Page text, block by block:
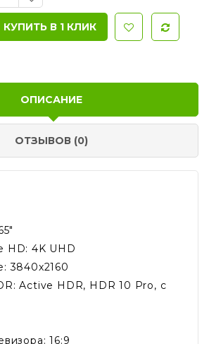
КУПИТЬ В 1 КЛИК
ОПИСАНИЕ
ОТЗЫВОВ (0)
HD: 4K UHD
3840x2160
Active HDR, HDR 10 Pro, с
16:9